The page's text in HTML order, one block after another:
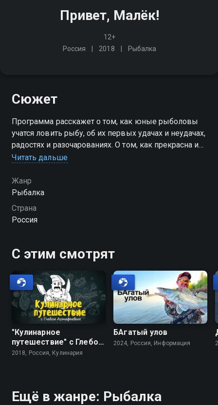
Привет, Малёк!
12+
Россия
2018 Рыбалка
Сюжет
Программа расскажет о том, как юные рыболовы
учатся ловить рыбу, об их первых удачах и неудачах,
радостях и разочарованиях. О том, как прекрасна и
разнообразна природа России. О том, как хрупка и
Читать дальше
Жанр
Рыбалка
Страна
Россия
С этим смотрят
"Кулинарное
путешествие" с Глебом
Астафьевым
2018, Россия, Кулинария
БАгатый улов
2024, Россия, Информация
Ещё в жанре: Рыбалка